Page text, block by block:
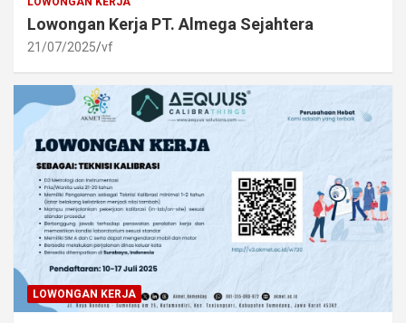
Lowongan Kerja PT. Almega Sejahtera
21/07/2025 vf
LOWONGAN KERJA